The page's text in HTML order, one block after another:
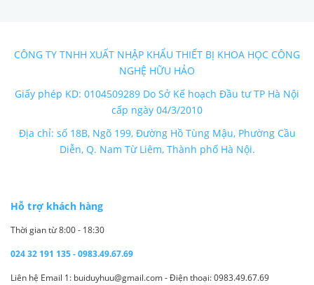
CÔNG TY TNHH XUẤT NHẬP KHẨU THIẾT BỊ KHOA HỌC CÔNG
NGHỆ HỮU HẢO
Giấy phép KD: 0104509289 Do Sở Kế hoạch Đầu tư TP Hà Nội
cấp ngày 04/3/2010
Địa chỉ: số 18B, Ngõ 199, Đường Hồ Tùng Mậu, Phường Cầu
Diễn, Q. Nam Từ Liêm, Thành phố Hà Nội.
Hỗ trợ khách hàng
Thời gian từ 8:00 - 18:30
024 32 191 135 - 0983.49.67.69
Liên hệ Email 1: buiduyhuu@gmail.com - Điện thoại: 0983.49.67.69